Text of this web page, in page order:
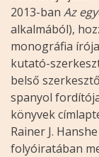
2013-ban Az
alkalmából),
monográfia
kutató-
belső
spanyol
könyvek
Rainer J. Hanshe
folyóiratában